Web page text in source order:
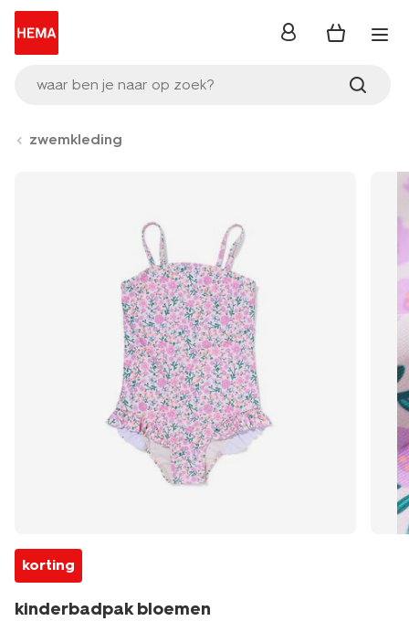
waar ben je naar op zoek?
inloggen
zwemkleding
korting
kinderbadpak bloemen